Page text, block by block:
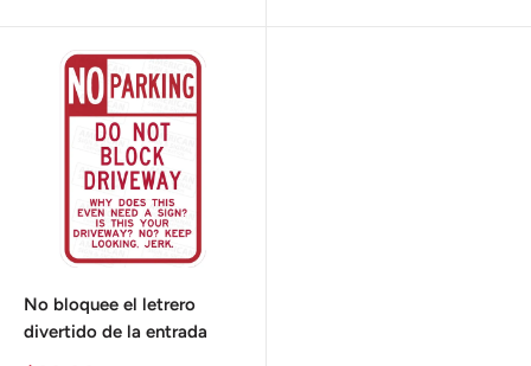
No bloquee el letrero
divertido de la entrada